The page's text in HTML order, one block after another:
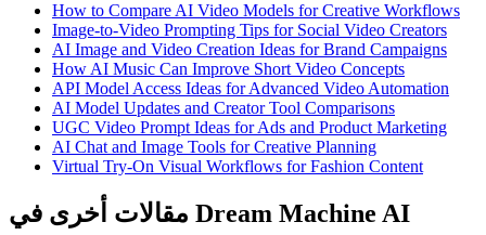
How to Compare AI Video Models for Creative Workflows
Image-to-Video Prompting Tips for Social Video Creators
AI Image and Video Creation Ideas for Brand Campaigns
How AI Music Can Improve Short Video Concepts
API Model Access Ideas for Advanced Video Automation
AI Model Updates and Creator Tool Comparisons
UGC Video Prompt Ideas for Ads and Product Marketing
AI Chat and Image Tools for Creative Planning
Virtual Try-On Visual Workflows for Fashion Content
مقالات أخرى في Dream Machine AI